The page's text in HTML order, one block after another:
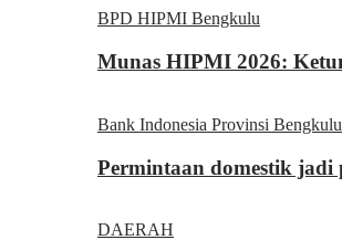
BPD HIPMI Bengkulu
Munas HIPMI 2026:
Bank Indonesia Provinsi Bengkulu
Permintaan domestik
DAERAH